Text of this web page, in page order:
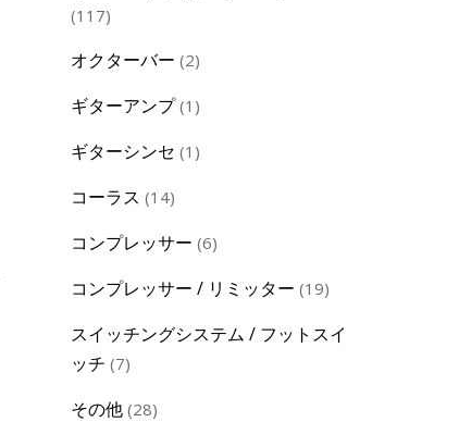
117117
オクターバー 22
ギターアンプ 1 1
ギターシンセ 1 1
コーラス 1414
コンプレッサー 66
コンプレッサー / リミッター 1919
スイッチングシステム / フットスイ
ッチ 77
その他 2828